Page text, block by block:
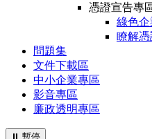
憑證宣告專
綠色
瞭解
問題集
文件下載區
中小企業專區
影音專區
廉政透明專區
⏸ 暫停